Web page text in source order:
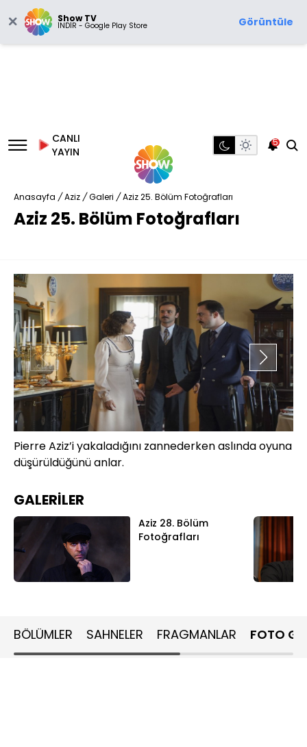
Show TV
İNDİR - Google Play Store Görüntüle
CANLI
YAYIN
5
Anasayfa / Aziz / Galeri / Aziz 25. Bölüm Fotoğrafları
Aziz 25. Bölüm Fotoğrafları
Pierre Aziz’i yakaladığını zannederken aslında oyuna
düşürüldüğünü anlar.
GALERİLER
Aziz 28. Bölüm
Fotoğrafları
BÖLÜMLER SAHNELER FRAGMANLAR FOTO